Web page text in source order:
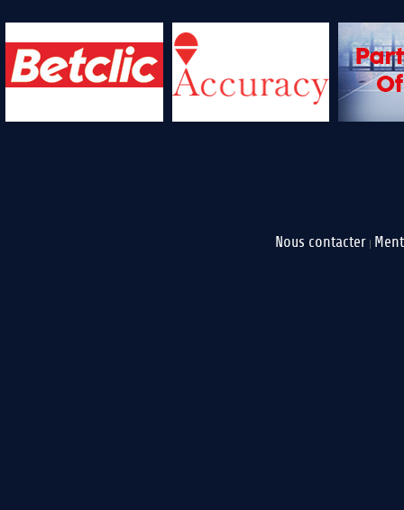
Nous contacter |